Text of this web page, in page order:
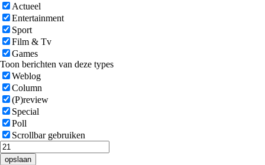
Actueel
Entertainment
Sport
Film & Tv
Games
Toon berichten van deze types
Weblog
Column
(P)review
Special
Poll
Scrollbar gebruiken
opslaan